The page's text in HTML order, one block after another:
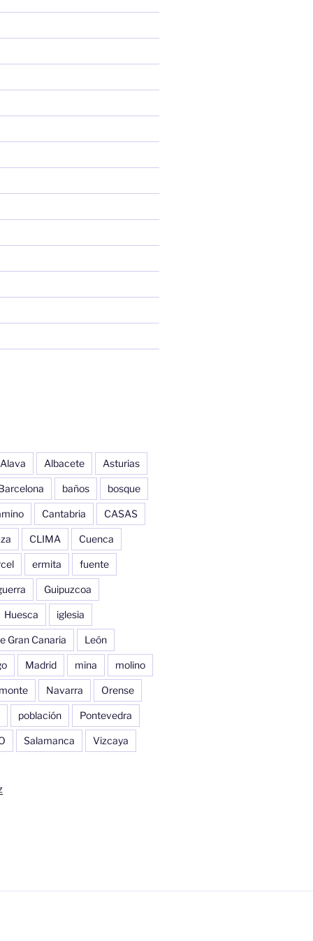
Alava Albacete Asturias
baños bosque
Cantabria CASAS
CLIMA Cuenca
ermita fuente
Guipuzcoa
Huesca iglesia
Gran Canaria León
Madrid mina molino
monte Navarra Orense
población Pontevedra
Salamanca Vizcaya